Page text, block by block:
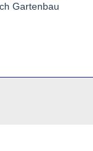
Gartenbau